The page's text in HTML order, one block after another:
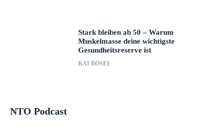
Stark bleiben ab 50 – Warum
Muskelmasse deine wichtigste
Gesundheitsreserve ist
KAI BÖSEL
NTO Podcast